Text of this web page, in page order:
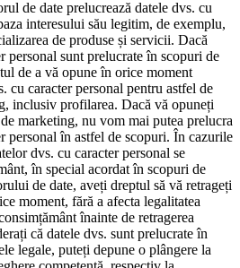
de date prelucrează datele dvs. cu
interesului său legitim, de exemplu,
de produse și servicii. Dacă
personal sunt prelucrate în scopuri de
de a vă opune în orice moment
cu caracter personal pentru astfel de
inclusiv profilarea. Dacă vă opuneți
marketing, nu vom mai putea prelucra
personal în astfel de scopuri. În cazurile
dvs. cu caracter personal se
în special acordat în scopuri de
de date, aveți dreptul să vă retrageți
moment, fără a afecta legalitatea
înainte de retragerea
că datele dvs. sunt prelucrate în
legale, puteți depune o plângere la